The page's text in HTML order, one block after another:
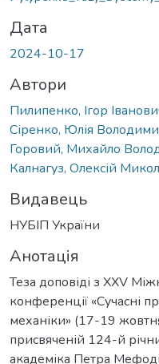
Дата
2024-10-17
Автори
Пилипенко, Ігор
Сіренко, Юлія
Горовий, Михайло
Калнагуз, Олексій
Видавець
НУБІП України
Анотація
Теза доповіді з XXV
конференції «Сучасні
механіки» (17-19
присвяченій 124-й
академіка Петра